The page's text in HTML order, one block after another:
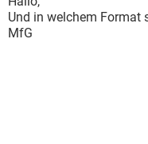
Und in welchem Format
MfG